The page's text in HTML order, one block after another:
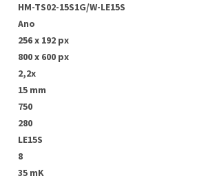
HM-TS02-15S1G/W-LE15S
Ano
256 x 192 px
800 x 600 px
2,2x
15 mm
750
280
LE15S
8
35 mK